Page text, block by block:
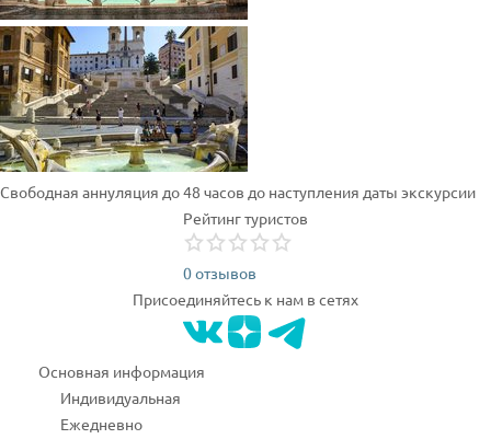
Свободная аннуляция до 48 часов до наступления даты экскурсии
Рейтинг туристов
0 отзывов
Присоединяйтесь к нам в сетях
Основная информация
Индивидуальная
Ежедневно